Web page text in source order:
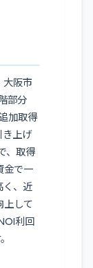
大阪市
部分
加取得
き上げ
、取得
金で一
く、近
上して
利回